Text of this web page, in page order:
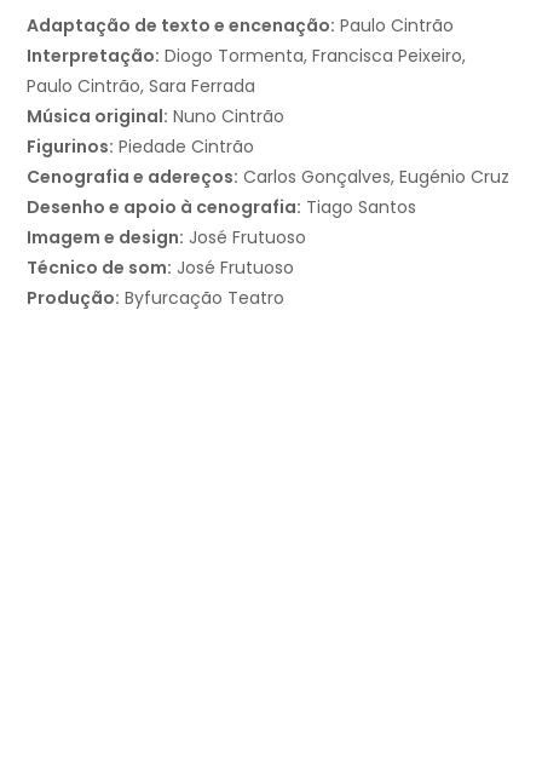
Adaptação de texto e encenação: Paulo Cintrão
Interpretação: Diogo Tormenta, Francisca Peixeiro,
Paulo Cintrão, Sara Ferrada
Música original: Nuno Cintrão
Figurinos: Piedade Cintrão
Cenografia e adereços: Carlos Gonçalves, Eugénio Cruz
Desenho e apoio à cenografia: Tiago Santos
Imagem e design: José Frutuoso
Técnico de som: José Frutuoso
Produção: Byfurcação Teatro